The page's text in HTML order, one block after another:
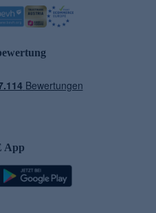
App